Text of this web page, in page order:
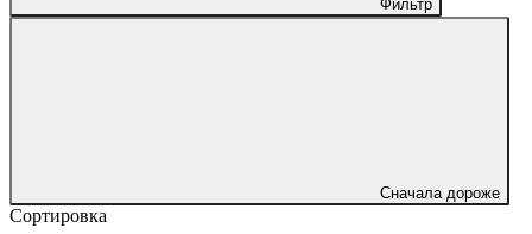
Фильтр
Сначала дороже
Сортировка